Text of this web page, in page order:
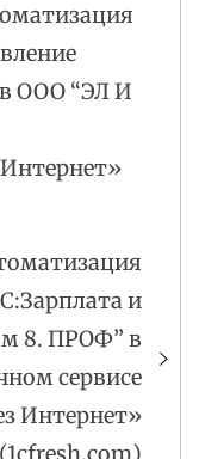
ООО “ЭЛ И
и
8. ПРОФ” в
сервисе
Интернет»